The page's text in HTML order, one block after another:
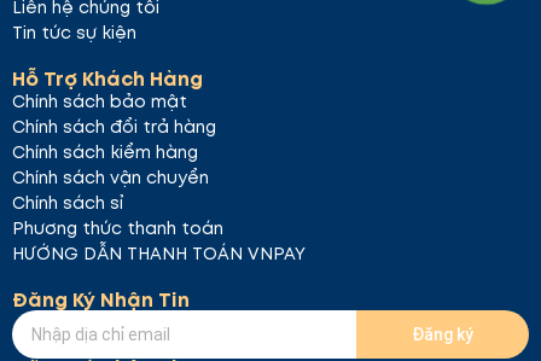
lớp kẻ mắt mượt mà, hoàn toàn không gây cảm
giác khó chịu.
Kết luận
Liphip Gel Eyeliner Pencil là sự lựa chọn lý tưởng cho
những ai muốn có đôi mắt sắc nét, nổi bật. Hoạt
động cả ngày dài thu hút mà không lo lem hay trôi
màu. Với tính năng bền màu và khả năng tạo đường
nét hoàn hảo, sản phẩm giúp bạn hoàn thiện phong
cách trang điểm mỗi ngày.
Liên hệ chúng tôi
Tin tức sự kiện
Hỗ Trợ Khách Hàng
Chính sách bảo mật
Chính sách đổi trả hàng
Chính sách kiểm hàng
Chính sách vận chuyển
Chính sách sỉ
Phương thức thanh toán
HƯỚNG DẪN THANH TOÁN VNPAY
Đăng Ký Nhận Tin
Đăng ký